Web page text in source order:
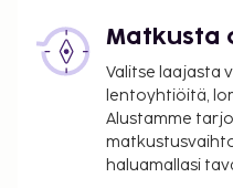
Tässä on mainittu
ilmoittamat maksut.
Maksu
henkilö
Lisävuode: 30.0
Matkusta
Valitse laajasta
lentoyhtiöitä,
Alustamme
haluamallasi